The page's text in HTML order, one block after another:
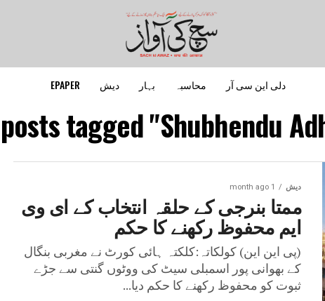
دلی این سی آر محاسبہ بہار دیش EPAPER
tagged "Shubhendu
دیش 1 month ago
ممتا بنرجی کے حلقہ انتخاب کے ای وی
ایم محفوظ رکھنے کا حکم
(پی این این) کولکاتہ:کلکتہ ہائی کورٹ نے مغربی بنگال
کے بھوانی پور اسمبلی سیٹ کی ووٹوں گنتی سے جڑے
ثبوت کو محفوظ رکھنے کا حکم دیا...